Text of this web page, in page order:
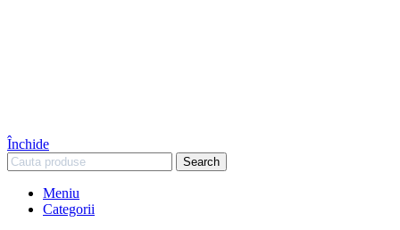
Închide
Search
Meniu
Categorii